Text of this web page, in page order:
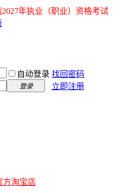
2027年执业（职业）资格考试
自动登录 找回密码
登录 立即注册
方淘宝店